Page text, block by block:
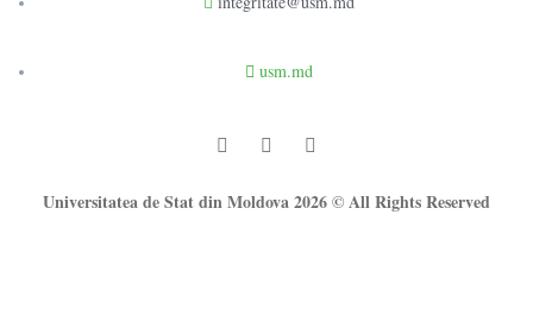
usm.md
Universitatea de Stat din Moldova 2026 © All Rights Reserved